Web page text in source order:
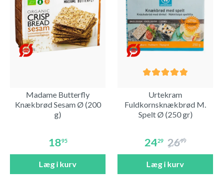
Madame Butterfly
Knækbrød Sesam Ø (200
g)
1895
Læg i kurv
Urtekram
Fuldkornsknækbrød M.
Spelt Ø (250 gr)
2429 2699
Læg i kurv